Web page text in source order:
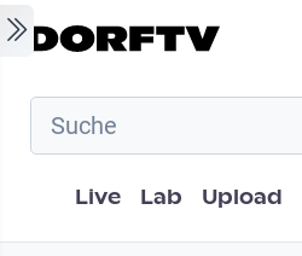
Skip to main content
Hauptnavigation
Live Lab Upload